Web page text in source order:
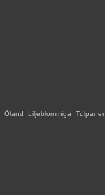
Öland Liljeblommiga Tulpaner,